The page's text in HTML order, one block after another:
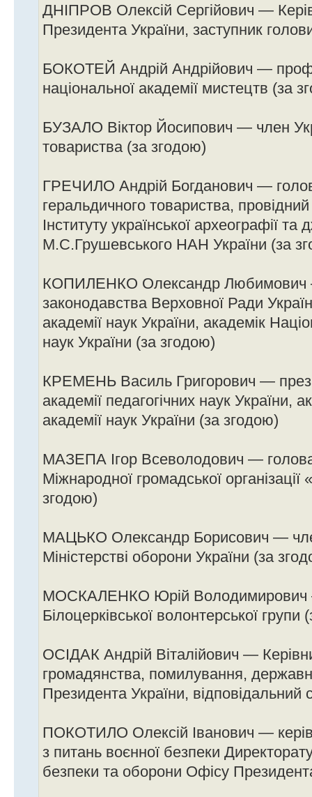
ДНІПРОВ Олексій Сергійович —
Президента України, заступник голови
БОКОТЕЙ Андрій Андрійович —
національної академії мистецтв (за
БУЗАЛО Віктор Йосипович — член
товариства (за згодою)
ГРЕЧИЛО Андрій Богданович —
геральдичного товариства,
Інституту української археографії
М.С.Грушевського НАН України (за
КОПИЛЕНКО Олександр Любимович —
законодавства Верховної Ради
академії наук України, академік
наук України (за згодою)
КРЕМЕНЬ Василь Григорович —
академії педагогічних наук України,
академії наук України (за згодою)
МАЗЕПА Ігор Всеволодович —
Міжнародної громадської
згодою)
МАЦЬКО Олександр Борисович —
Міністерстві оборони України (за
МОСКАЛЕНКО Юрій Володимирович
Білоцерківської волонтерської групи
ОСІДАК Андрій Віталійович —
громадянства, помилування,
Президента України, відповідальний
ПОКОТИЛО Олексій Іванович —
з питань воєнної безпеки
безпеки та оборони Офісу